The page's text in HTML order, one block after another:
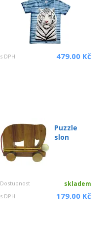
Puzzle
slon
Dostupnost skladem
s DPH 179.00 Kč
s DPH 479.00 Kč